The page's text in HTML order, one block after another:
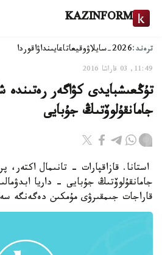
KAZINFORM
ترەند:2026-سايلاۋ وقيعاتاعايىنداۋاقوردا
11:49, 03 قاراشا 2016
تۇڭعىشبايدى كۋاگەر رەتىندە
جامانقۇلوۆتىڭ جۇبايى
استانا. قازاقپارات - تانىمال اكتەر،
جامانقۇلوۆتىڭ جۇبايى - داريا
قاراجات جىمقىرۋى مۇمكىن دەگەنگە